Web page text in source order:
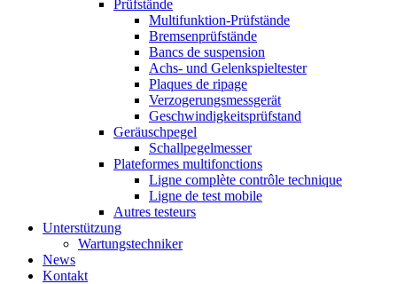
Prüfstände
Multifunktion-Prüfstände
Bremsenprüfstände
Bancs de suspension
Achs- und Gelenkspieltester
Plaques de ripage
Verzogerungsmessgerät
Geschwindigkeitsprüfstand
Geräuschpegel
Schallpegelmesser
Plateformes multifonctions
Ligne complète contrôle technique
Ligne de test mobile
Autres testeurs
Unterstützung
Wartungstechniker
News
Kontakt